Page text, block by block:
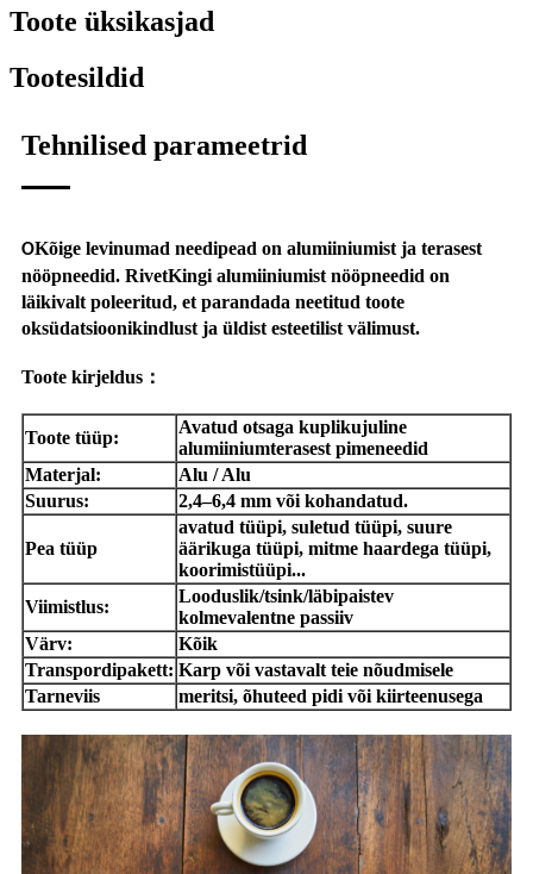
Toote üksikasjad
Tootesildid
Tehnilised parameetrid
OKõige levinumad needipead on alumiiniumist ja terasest
nööpneedid. RivetKingi alumiiniumist nööpneedid on
läikivalt poleeritud, et parandada neetitud toote
oksüdatsioonikindlust ja üldist esteetilist välimust.
Toote kirjeldus ：
Toote tüüp:
Avatud otsaga kuplikujuline
alumiiniumterasest pimeneedid
Materjal:
Alu / Alu
Suurus:
2,4–6,4 mm või kohandatud.
Pea tüüp
avatud tüüpi, suletud tüüpi, suure
äärikuga tüüpi, mitme haardega tüüpi,
koorimistüüpi...
Viimistlus:
Looduslik/tsink/läbipaistev
kolmevalentne passiiv
Värv:
Kõik
Transpordipakett: Karp või vastavalt teie nõudmisele
Tarneviis
meritsi, õhuteed pidi või kiirteenusega